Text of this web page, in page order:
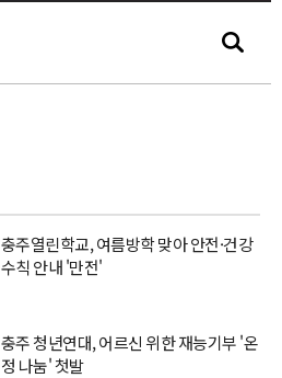
충주열린학교, 여름방학 맞아 안전·건강
수칙 안내 '만전'
충주 청년연대, 어르신 위한 재능기부 '온
정 나눔' 첫발